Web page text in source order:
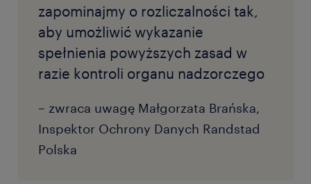
zapominajmy o rozliczalności tak,
aby umożliwić wykazanie
spełnienia powyższych zasad w
razie kontroli organu nadzorczego
– zwraca uwagę Małgorzata Brańska,
Inspektor Ochrony Danych Randstad
Polska